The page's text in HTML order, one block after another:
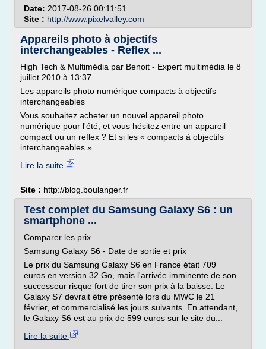
Date: 2017-08-26 00:11:51
Site : http://www.pixelvalley.com
Appareils photo à objectifs
interchangeables - Reflex ...
High Tech & Multimédia par Benoit - Expert multimédia le 8
juillet 2010 à 13:37
Les appareils photo numérique compacts à objectifs
interchangeables
Vous souhaitez acheter un nouvel appareil photo
numérique pour l'été, et vous hésitez entre un appareil
compact ou un reflex ? Et si les « compacts à objectifs
interchangeables »...
Lire la suite
Site : http://blog.boulanger.fr
Test complet du Samsung Galaxy S6 : un
smartphone ...
Comparer les prix
Samsung Galaxy S6 - Date de sortie et prix
Le prix du Samsung Galaxy S6 en France était 709
euros en version 32 Go, mais l'arrivée imminente de son
successeur risque fort de tirer son prix à la baisse. Le
Galaxy S7 devrait être présenté lors du MWC le 21
février, et commercialisé les jours suivants. En attendant,
le Galaxy S6 est au prix de 599 euros sur le site du...
Lire la suite